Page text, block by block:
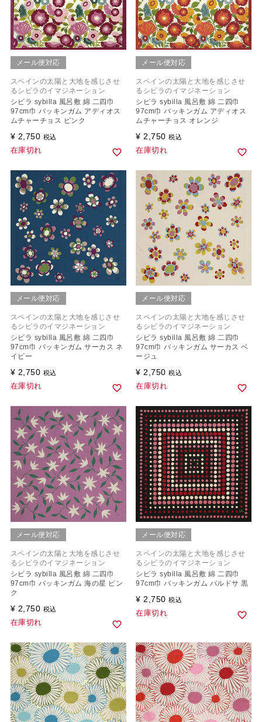
メール便対応
スペインの太陽と大地を感じさせ
るシビラのイマジネーション
シビラ sybilla 風呂敷 綿 二四巾
97cm巾 バッキンガム アディオス
ムチャーチョス ピンク
¥ 2,750 税込
在庫切れ
メール便対応
スペインの太陽と大地を感じさせ
るシビラのイマジネーション
シビラ sybilla 風呂敷 綿 二四巾
97cm巾 バッキンガム アディオス
ムチャーチョス オレンジ
¥ 2,750 税込
在庫切れ
メール便対応
スペインの太陽と大地を感じさせ
るシビラのイマジネーション
シビラ sybilla 風呂敷 綿 二四巾
97cm巾 バッキンガム サーカス ネ
イビー
¥ 2,750 税込
在庫切れ
メール便対応
スペインの太陽と大地を感じさせ
るシビラのイマジネーション
シビラ sybilla 風呂敷 綿 二四巾
97cm巾 バッキンガム サーカス ベ
ージュ
¥ 2,750 税込
在庫切れ
メール便対応
スペインの太陽と大地を感じさせ
るシビラのイマジネーション
シビラ sybilla 風呂敷 綿 二四巾
97cm巾 バッキンガム 海の星 ピン
ク
¥ 2,750 税込
在庫切れ
メール便対応
スペインの太陽と大地を感じさせ
るシビラのイマジネーション
シビラ sybilla 風呂敷 綿 二四巾
97cm巾 バッキンガム バルドサ 黒
¥ 2,750 税込
在庫切れ